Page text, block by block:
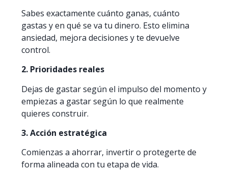
Sabes exactamente cuánto ganas, cuánto
gastas y en qué se va tu dinero. Esto elimina
ansiedad, mejora decisiones y te devuelve
control.
2. Prioridades reales
Dejas de gastar según el impulso del momento y
empiezas a gastar según lo que realmente
quieres construir.
3. Acción estratégica
Comienzas a ahorrar, invertir o protegerte de
forma alineada con tu etapa de vida.